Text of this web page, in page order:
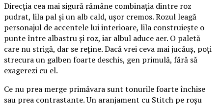
Direcția cea mai sigură rămâne combinația dintre roz
pudrat, lila pal și un alb cald, ușor cremos. Rozul leagă
personajul de accentele lui interioare, lila construiește o
punte între albastru și roz, iar albul aduce aer. O paletă
care nu strigă, dar se reține. Dacă vrei ceva mai jucăuș, poți
strecura un galben foarte deschis, gen primulă, fără să
exagerezi cu el.
Ce nu prea merge primăvara sunt tonurile foarte închise
sau prea contrastante. Un aranjament cu Stitch pe roșu